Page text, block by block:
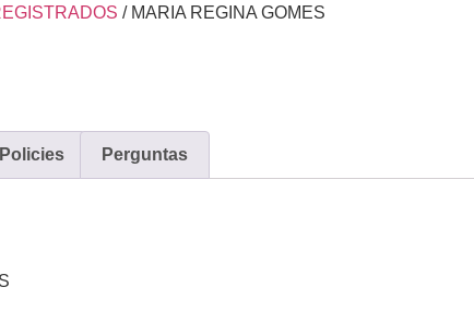
/ MARIA REGINA GOMES
Perguntas